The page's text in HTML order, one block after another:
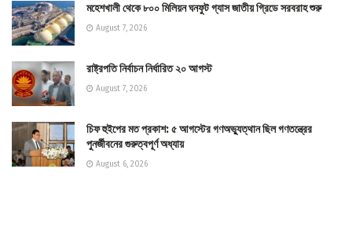
মহেশখালী থেকে ৮০০ মিলিয়ন ঘনফুট গ্যাস জাতীয় গ্রিডে সরবরাহ শুরু
August 7, 2026
রাষ্ট্রপতি নির্বাচন নির্ধারিত ২০ আগস্ট
August 7, 2026
চিফ হুইপের মত প্রকাশ: ৫ আগস্টের গণঅভ্যুত্থান ছিল গণতন্ত্রের
পুনর্জীবনের গুরুত্বপূর্ণ অধ্যায়
August 6, 2026